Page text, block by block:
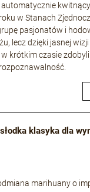
w Stanach
pasjonatów i
lecz dzięki jasnej wizji
krótkim czasie zdobyli
klasyka dla
marihuany o